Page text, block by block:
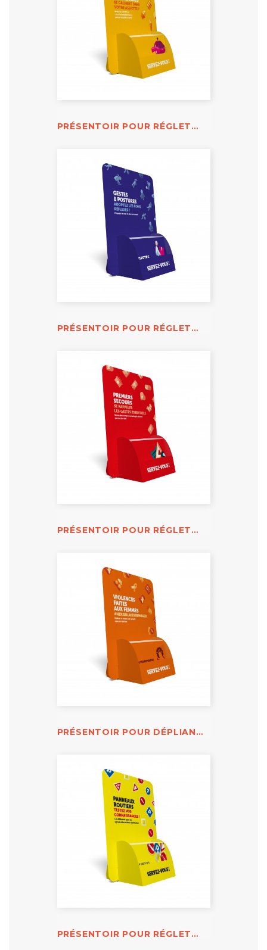
PRÉSENTOIR POUR RÉGLETTE CALORIES
PRÉSENTOIR POUR RÉGLETTE GESTES ET POSTURES
PRÉSENTOIR POUR RÉGLETTE URGENCE ACCIDENT
PRÉSENTOIR POUR DÉPLIANT VIOLENTOMÈTRE
PRÉSENTOIR POUR RÉGLETTE PANNEAUX ROUTIERS